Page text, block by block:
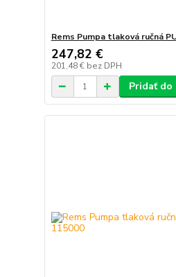
Rems Pumpa tlaková ručná
247,82 €
201,48 € bez DPH
Pridať do